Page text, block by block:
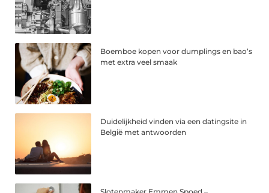
Boemboe kopen voor dumplings en bao’s
met extra veel smaak
Duidelijkheid vinden via een datingsite in
België met antwoorden